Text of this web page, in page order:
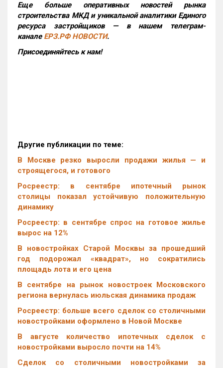
Еще больше оперативных новостей рынка
строительства МКД и уникальной аналитики Единого
ресурса застройщиков — в нашем телеграм-
канале ЕРЗ.РФ НОВОСТИ.
Присоединяйтесь к нам!
Другие публикации по теме:
В Москве резко выросли продажи жилья — и
строящегося, и готового
Росреестр: в сентябре ипотечный рынок
столицы показал устойчивую положительную
динамику
Росреестр: в сентябре спрос на готовое жилье
вырос на 12%
В новостройках Старой Москвы за прошедший
год подорожал «квадрат», но сократились
площадь лота и его цена
В сентябре на рынок новостроек Московского
региона вернулась июльская динамика продаж
Росреестр: больше всего сделок со столичными
новостройками оформлено в Новой Москве
В августе количество ипотечных сделок с
новостройками выросло почти на 14%
Cделок со столичными новостройками за